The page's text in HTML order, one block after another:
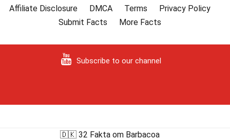
Affiliate Disclosure
DMCA Terms
Privacy Policy
Submit Facts
More Facts
Subscribe to our channel
🇩🇰 32 Fakta om Barbacoa